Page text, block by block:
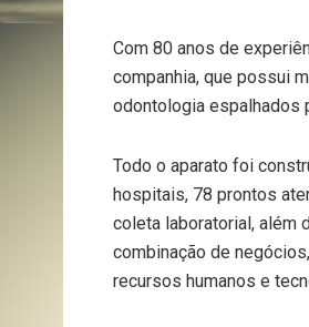
Com 80 anos de
companhia, que possui
odontologia espalhados
Todo o aparato foi
hospitais, 78 prontos
coleta laboratorial, além
combinação de
recursos humanos e